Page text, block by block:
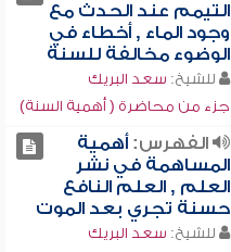
التيمم عند الحدث مع
وجود الماء , أخطاء في
الوضوء مخالفة للسنة
للشيخ: سعد البريك
جزء من محاضرة ( أهمية السنة)
الفهرس:أهمية
المساهمة في نشر
العلم , العلم النافع
حسنة تجري بعد الموت
للشيخ: سعد البريك